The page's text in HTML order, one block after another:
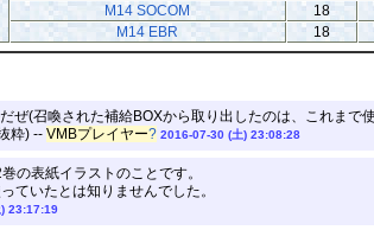
M14 SOCOM
18
M14 EBR
18
ぜ(召喚された補給BOXから取り出したのは、これま
粋) -- VMBプレイヤー? 2016-07-30 (土) 23:08:28
の表紙イラストのことです。
ていたとは知りませんでした。
23:17:19